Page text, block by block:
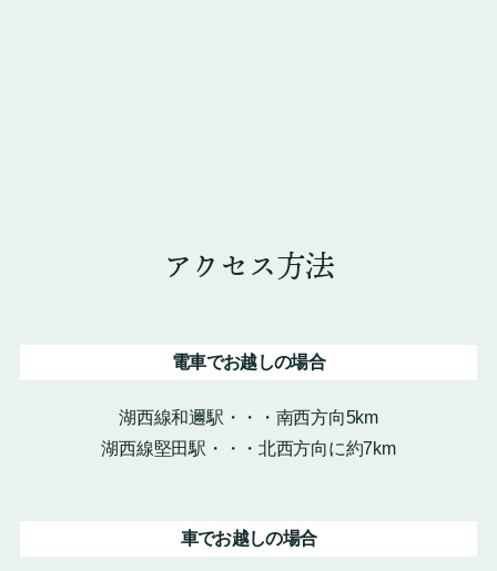
アクセス方法
電車でお越しの場合
湖西線和邇駅・・・南西方向5km
湖西線堅田駅・・・北西方向に約7km
車でお越しの場合